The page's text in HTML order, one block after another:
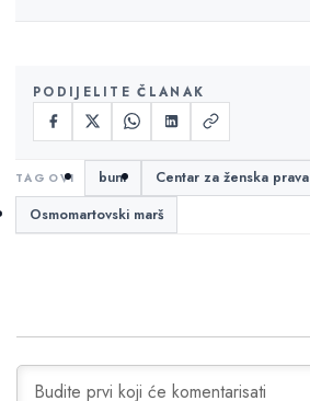
PODIJELITE ČLANAK
bunt
Centar za ženska prava
Osmomartovski marš